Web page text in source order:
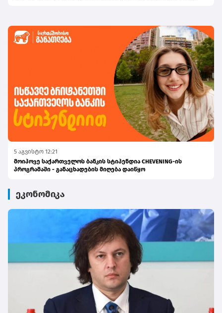
5 აგვისტო 12:21
მოიპოვე საქართველოს ბანკის სტიპენდია CHEVENING-ის
პროგრამაში - განაცხადების მიღება დაიწყო
ეკონომიკა